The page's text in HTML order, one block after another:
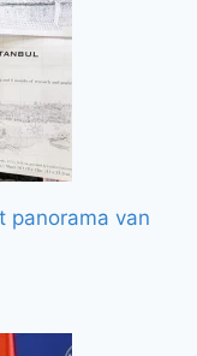
panorama van